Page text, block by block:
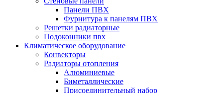
Панели ПВХ
Фурнитура к панелям ПВХ
Решетки радиаторные
Подоконники пвх
Климатическое оборудование
Конвекторы
Радиаторы отопления
Алюминиевые
Биметаллические
Присоединительный набор